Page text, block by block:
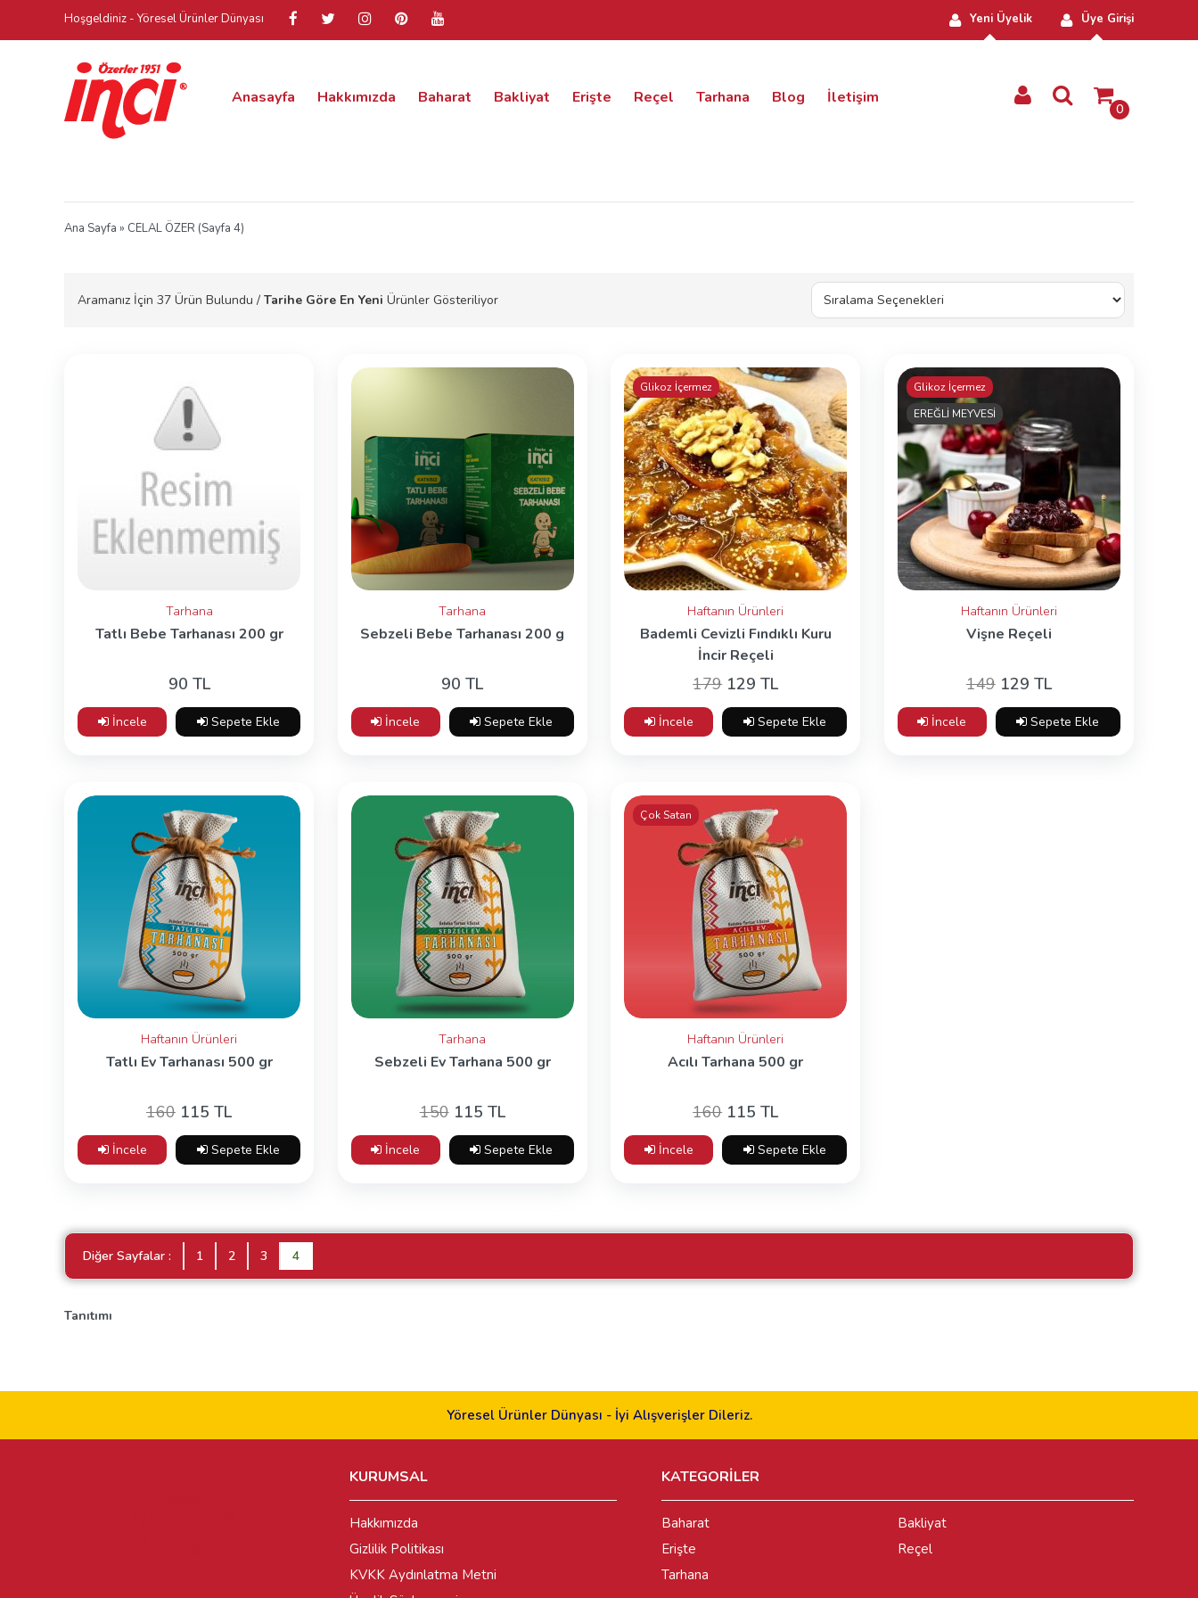
Hoşgeldiniz - Yöresel Ürünler Dünyası Üye Girişi
Yeni Üyelik
Anasayfa Hakkımızda Baharat Bakliyat Erişte Reçel Tarhana Blog İletişim
0
Ana Sayfa » CELAL ÖZER (Sayfa 4)
Aramanız İçin 37 Ürün Bulundu / Tarihe Göre En Yeni Ürünler Gösteriliyor
Tarhana
Tatlı Bebe Tarhanası 200 gr
90 TL
İncele Sepete Ekle
Tarhana
Sebzeli Bebe Tarhanası 200 g
90 TL
İncele Sepete Ekle
Glikoz İçermez
Haftanın Ürünleri
Bademli Cevizli Fındıklı Kuru
İncir Reçeli
179129 TL
İncele Sepete Ekle
Glikoz İçermez
EREĞLİ MEYVESİ
Haftanın Ürünleri
Vişne Reçeli
149129 TL
İncele Sepete Ekle
Haftanın Ürünleri
Tatlı Ev Tarhanası 500 gr
160 115 TL
İncele Sepete Ekle
Tarhana
Sebzeli Ev Tarhana 500 gr
150115 TL
İncele Sepete Ekle
Çok Satan
Haftanın Ürünleri
Acılı Tarhana 500 gr
160115 TL
İncele Sepete Ekle
Diğer Sayfalar : 1 2 3 4
Tanıtımı
Yöresel Ürünler Dünyası - İyi Alışverişler Dileriz.
KURUMSAL
Hakkımızda
Gizlilik Politikası
KVKK Aydınlatma Metni
KATEGORİLER
Baharat
Bakliyat
Erişte
Reçel
Tarhana